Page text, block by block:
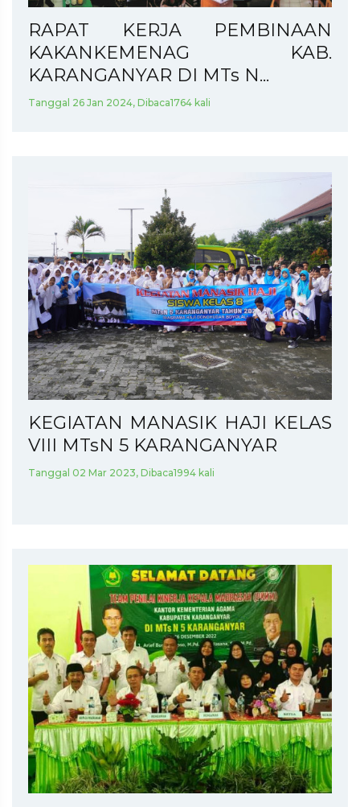
RAPAT KERJA PEMBINAAN
KAKANKEMENAG KAB.
KARANGANYAR DI MTs N...
Tanggal 26 Jan 2024, Dibaca1764 kali
KEGIATAN MANASIK HAJI KELAS
VIII MTsN 5 KARANGANYAR
Tanggal 02 Mar 2023, Dibaca1994 kali